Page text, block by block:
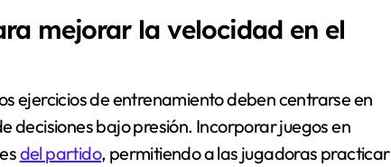
mejorar la velocidad en el
ejercicios de entrenamiento deben centrarse en
decisiones bajo presión. Incorporar juegos en
del partido, permitiendo a las jugadoras practicar